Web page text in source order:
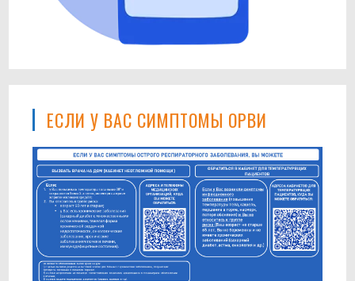
ЕСЛИ У ВАС СИМПТОМЫ ОРВИ